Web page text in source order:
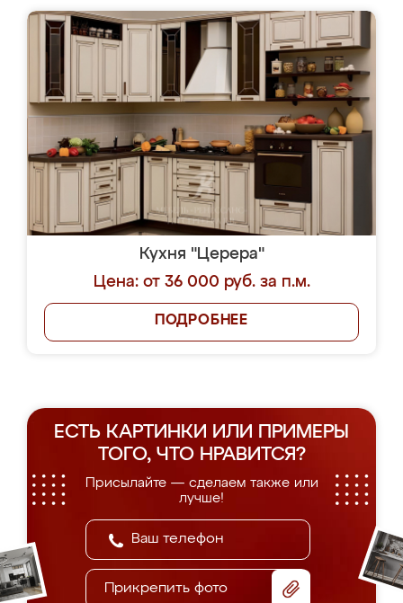
Кухня "Церера"
Цена: от 36 000 руб. за п.м.
ПОДРОБНЕЕ
ЕСТЬ КАРТИНКИ ИЛИ ПРИМЕРЫ
ТОГО, ЧТО НРАВИТСЯ?
Присылайте — сделаем также или
лучше!
Прикрепить фото